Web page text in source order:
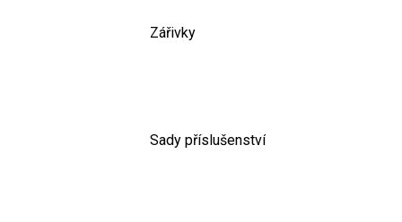
Zářivky
Sady příslušenství